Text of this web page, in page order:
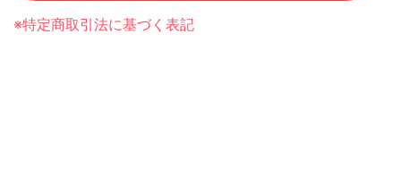
※特定商取引法に基づく表記